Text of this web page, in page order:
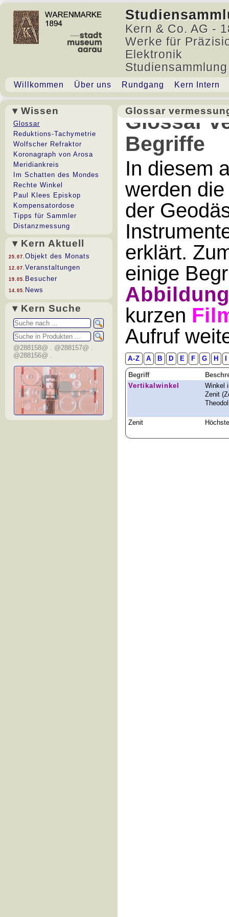
Kern & Co. AG -
Werke für
Elektronik
Willkommen Über uns Rundgang Kern Intern
▾ Wissen
Glossar
Reduktions-Tachymetrie
Wolfscher Refraktor
Koronagraph von Arosa
Meridiankreis
Im Schatten des Mondes
Rechte Winkel
Paul Klees Episkop
Kompensatordose
Tipps für Sammler
Distanzmessung
▾ Kern Aktuell
25.07. Objekt des Monats
12.07. Veranstaltungen
19.05. Besucher
14.05. News
▾ Kern Suche
@288158@ . @288157@ .
@288156@ .
Glossar
Glossar
Begriffe
In diesem
werden
der
erklärt.
einige
kurzen
Aufruf
A-Z A B D E F G H
Begriff
Vertikalwinkel
Winkel
Zenit
Zenit